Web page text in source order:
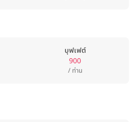
บุฟเฟต์
900
/ ท่าน